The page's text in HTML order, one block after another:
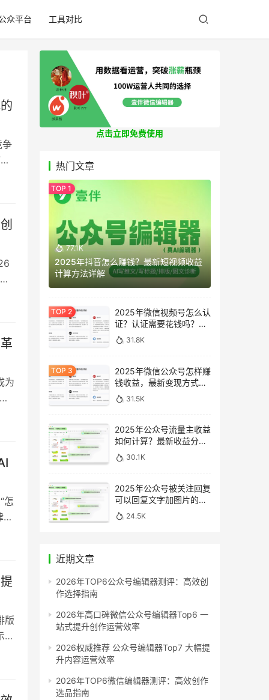
众平台 工具对比
争
为
怎
版
，
点击立即免费使用
热门文章
77.1K
2025年抖音怎么赚钱？最新短视频收益
计算方法详解
2025年微信视频号怎么认
证？认证需要花钱吗？最
新完整指南
31.8K
2025年微信公众号怎样赚
钱收益，最新变现方式完
整指南
31.5K
2025年公众号流量主收益
如何计算？最新收益分析
与提升方法
30.1K
2025年公众号被关注回复
可以回复文字加图片的消
息吗？最新设置指南
24.5K
近期文章
2026年TOP6公众号编辑器测评：高效创
作选择指南
2026年高口碑微信公众号编辑器Top6 一
站式提升创作运营效率
2026权威推荐 公众号编辑器Top7 大幅提
升内容运营效率
2026年TOP6微信编辑器测评：高效创作
选品指南